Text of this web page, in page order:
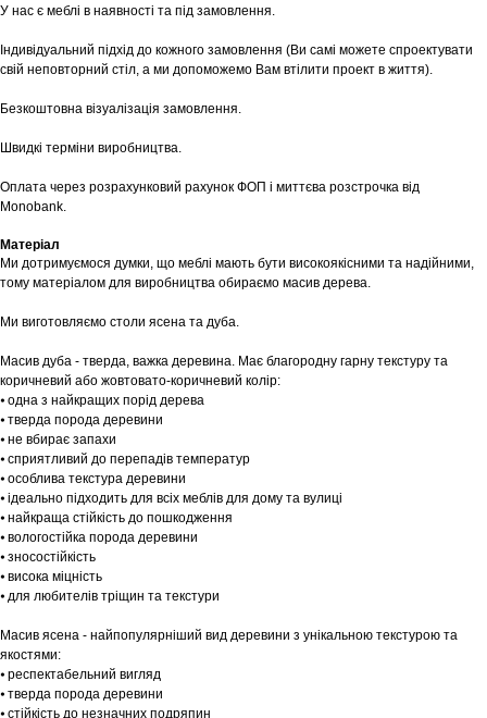
У нас є меблі в наявності та під замовлення.
Індивідуальний підхід до кожного замовлення (Ви самі можете спроектувати
свій неповторний стіл, а ми допоможемо Вам втілити проект в життя).
Безкоштовна візуалізація замовлення.
Швидкі терміни виробництва.
Оплата через розрахунковий рахунок ФОП і миттєва розстрочка від
Monobank.
Матеріал
Ми дотримуємося думки, що меблі мають бути високоякісними та надійними,
тому матеріалом для виробництва обираємо масив дерева.
Ми виготовляємо столи ясена та дуба.
Масив дуба - тверда, важка деревина. Має благородну гарну текстуру та
коричневий або жовтовато-коричневий колір:
⦁ одна з найкращих порід дерева
⦁ тверда порода деревини
⦁ не вбирає запахи
⦁ сприятливий до перепадів температур
⦁ особлива текстура деревини
⦁ ідеально підходить для всіх меблів для дому та вулиці
⦁ найкраща стійкість до пошкодження
⦁ вологостійка порода деревини
⦁ зносостійкість
⦁ висока міцність
⦁ для любителів тріщин та текстури
Масив ясена - найпопулярніший вид деревини з унікальною текстурою та
якостями:
⦁ респектабельний вигляд
⦁ тверда порода деревини
⦁ стійкість до незначних подряпин